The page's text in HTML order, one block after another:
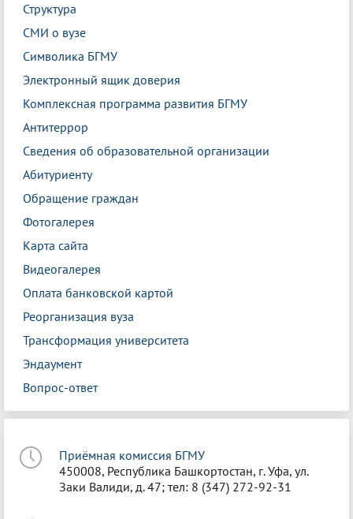
Структура
СМИ о вузе
Символика БГМУ
Электронный ящик доверия
Комплексная программа развития БГМУ
Антитеррор
Сведения об образовательной организации
Абитуриенту
Обращение граждан
Фотогалерея
Карта сайта
Видеогалерея
Оплата банковской картой
Реорганизация вуза
Трансформация университета
Эндаумент
Вопрос-ответ
Приёмная комиссия БГМУ
450008, Республика Башкортостан, г. Уфа, ул.
Заки Валиди, д. 47; тел: 8 (347) 272-92-31